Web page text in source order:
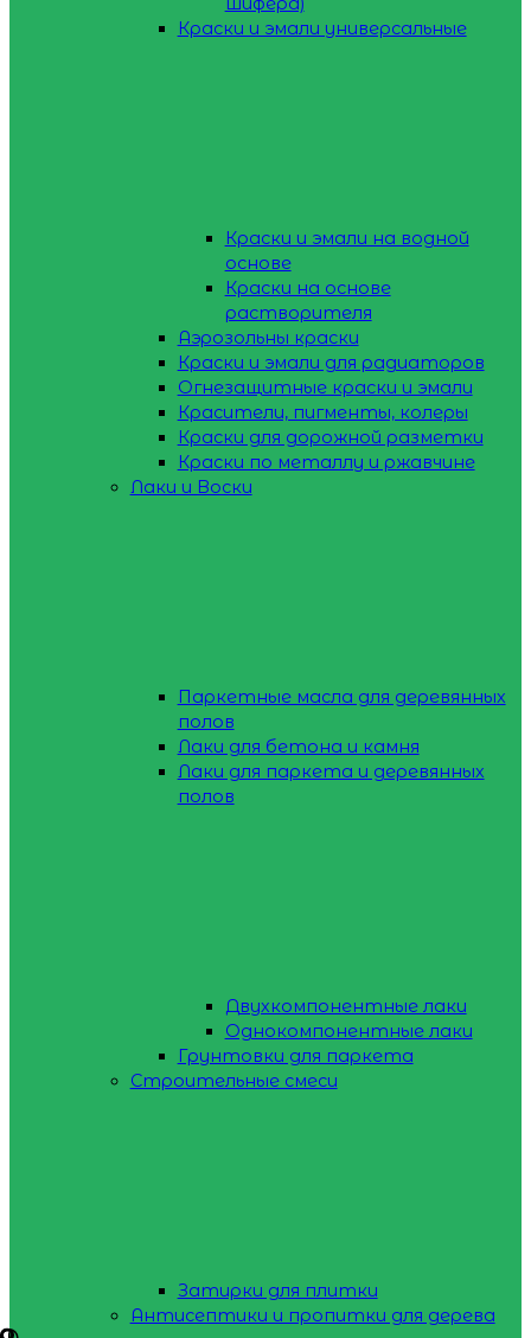
Краски и эмали универсальные
Краски и эмали на водной
основе
Краски на основе
растворителя
Аэрозольны краски
Краски и эмали для радиаторов
Огнезащитные краски и эмали
Красители, пигменты, колеры
Краски для дорожной разметки
Краски по металлу и ржавчине
Лаки и Воски
Паркетные масла для деревянных
полов
Лаки для бетона и камня
Лаки для паркета и деревянных
полов
Двухкомпонентные лаки
Однокомпонентные лаки
Грунтовки для паркета
Строительные смеси
Затирки для плитки
Антисептики и пропитки для дерева